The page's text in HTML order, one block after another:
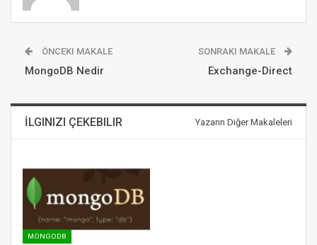
ÖNCEKI MAKALE
MongoDB Nedir
SONRAKI MAKALE
Exchange-Direct
İLGINIZI ÇEKEBILIR Yazarın Diğer Makaleleri
MONGODB